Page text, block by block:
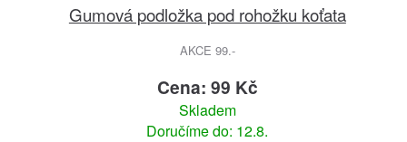
Gumová podložka pod rohožku koťata
AKCE 99.-
Cena: 99 Kč
Skladem
Doručíme do: 12.8.